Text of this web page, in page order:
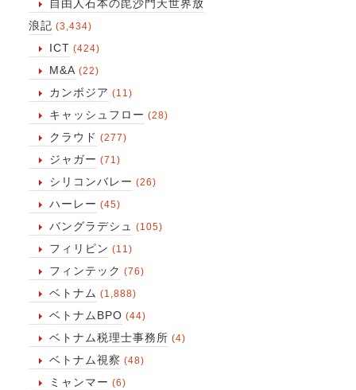
自由人石本の毘沙門天世界放
浪記 (3,434)
ICT (424)
M&A (22)
カンボジア (11)
キャッシュフロー (28)
クラウド (277)
ジャガー (71)
シリコンバレー (26)
ハーレー (45)
バングラデシュ (105)
フィリピン (11)
フィンテック (76)
ベトナム (1,888)
ベトナムBPO (44)
ベトナム税理士事務所 (4)
ベトナム視察 (48)
ミャンマー (6)